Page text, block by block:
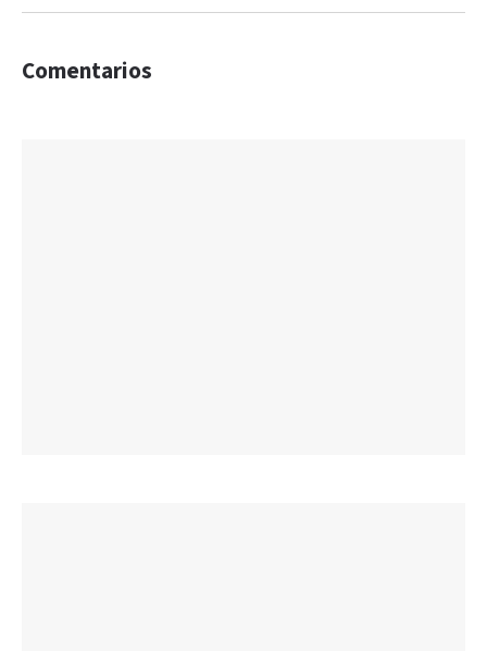
Comentarios